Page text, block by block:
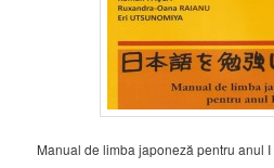
Manual de limba japoneză pentru anul I